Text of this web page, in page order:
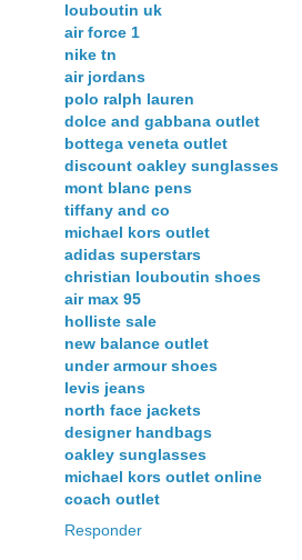
louboutin uk
air force 1
nike tn
air jordans
polo ralph lauren
dolce and gabbana outlet
bottega veneta outlet
discount oakley sunglasses
mont blanc pens
tiffany and co
michael kors outlet
adidas superstars
christian louboutin shoes
air max 95
holliste sale
new balance outlet
under armour shoes
levis jeans
north face jackets
designer handbags
oakley sunglasses
michael kors outlet online
coach outlet
Responder